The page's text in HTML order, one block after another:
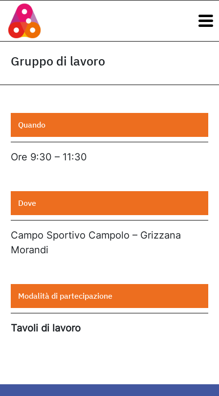
Vai al contenuto
Navigazione principale
Navigazione principale
Gruppo di lavoro
Quando
Ore 9:30 – 11:30
Dove
Campo Sportivo Campolo – Grizzana
Morandi
Modalità di partecipazione
Tavoli di lavoro